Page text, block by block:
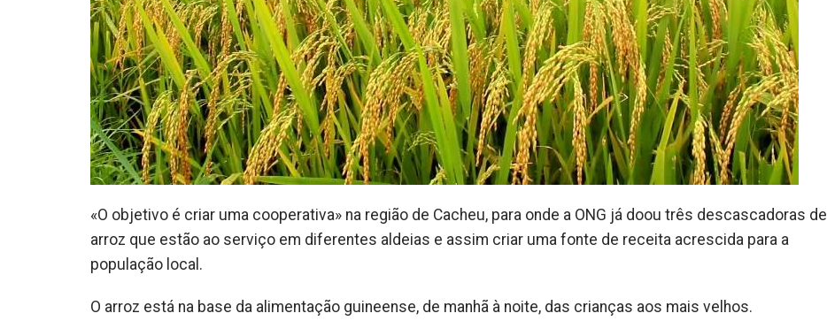
«O objetivo é criar uma cooperativa» na região de Cacheu, para onde a ONG já doou três descascadoras de
arroz que estão ao serviço em diferentes aldeias e assim criar uma fonte de receita acrescida para a
população local.
O arroz está na base da alimentação guineense, de manhã à noite, das crianças aos mais velhos.